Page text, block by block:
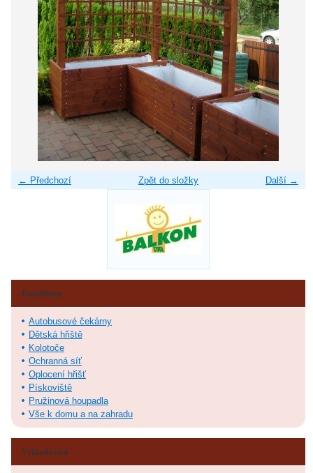
← Předchozí Další →
Zpět do složky
Fotoalbum
Autobusové čekárny
Dětská hřiště
Kolotoče
Ochranná síť
Oplocení hřišť
Pískoviště
Pružinová houpadla
Vše k domu a na zahradu
Vyhledávání